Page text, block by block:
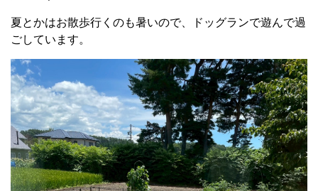
夏とかはお散歩行くのも暑いので、ドッグランで遊んで過
ごしています。